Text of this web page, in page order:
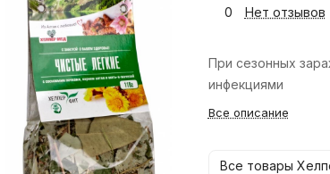
0 Нет отзывов
При сезонных
инфекциями
Все описание
Все товары